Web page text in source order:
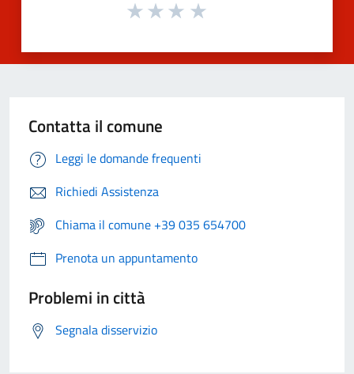
Contatta il comune
Leggi le domande frequenti
Richiedi Assistenza
Chiama il comune +39 035 654700
Prenota un appuntamento
Problemi in città
Segnala disservizio